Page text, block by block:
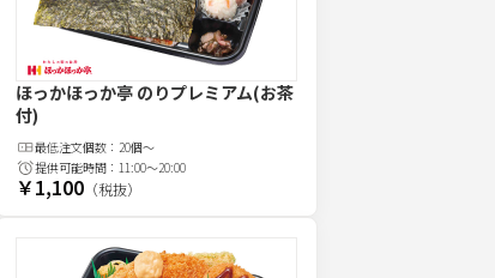
ほっかほっか亭 のりプレミアム(お茶
付)
最低注文個数： 20個～
提供可能時間： 11:00～20:00
￥1,100（税抜）